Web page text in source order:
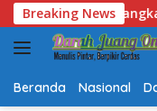
Langsung
ke
konten
Breaking News
2026
Beranda Nasional